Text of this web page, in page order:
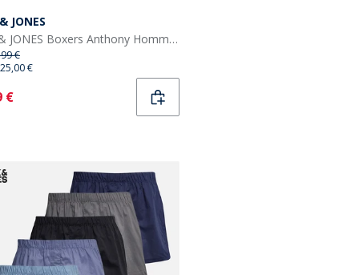
JONES
JACK & JONES Boxers Anthony Homme Noir
€
25,00 €
€